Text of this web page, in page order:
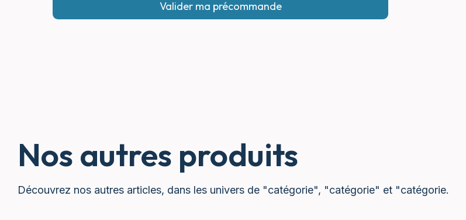
Nos autres produits
Découvrez nos autres articles, dans les univers de "catégorie", "catégorie" et "catégorie.